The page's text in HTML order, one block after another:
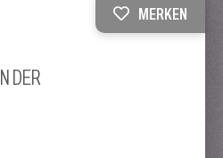
MERKEN
DER